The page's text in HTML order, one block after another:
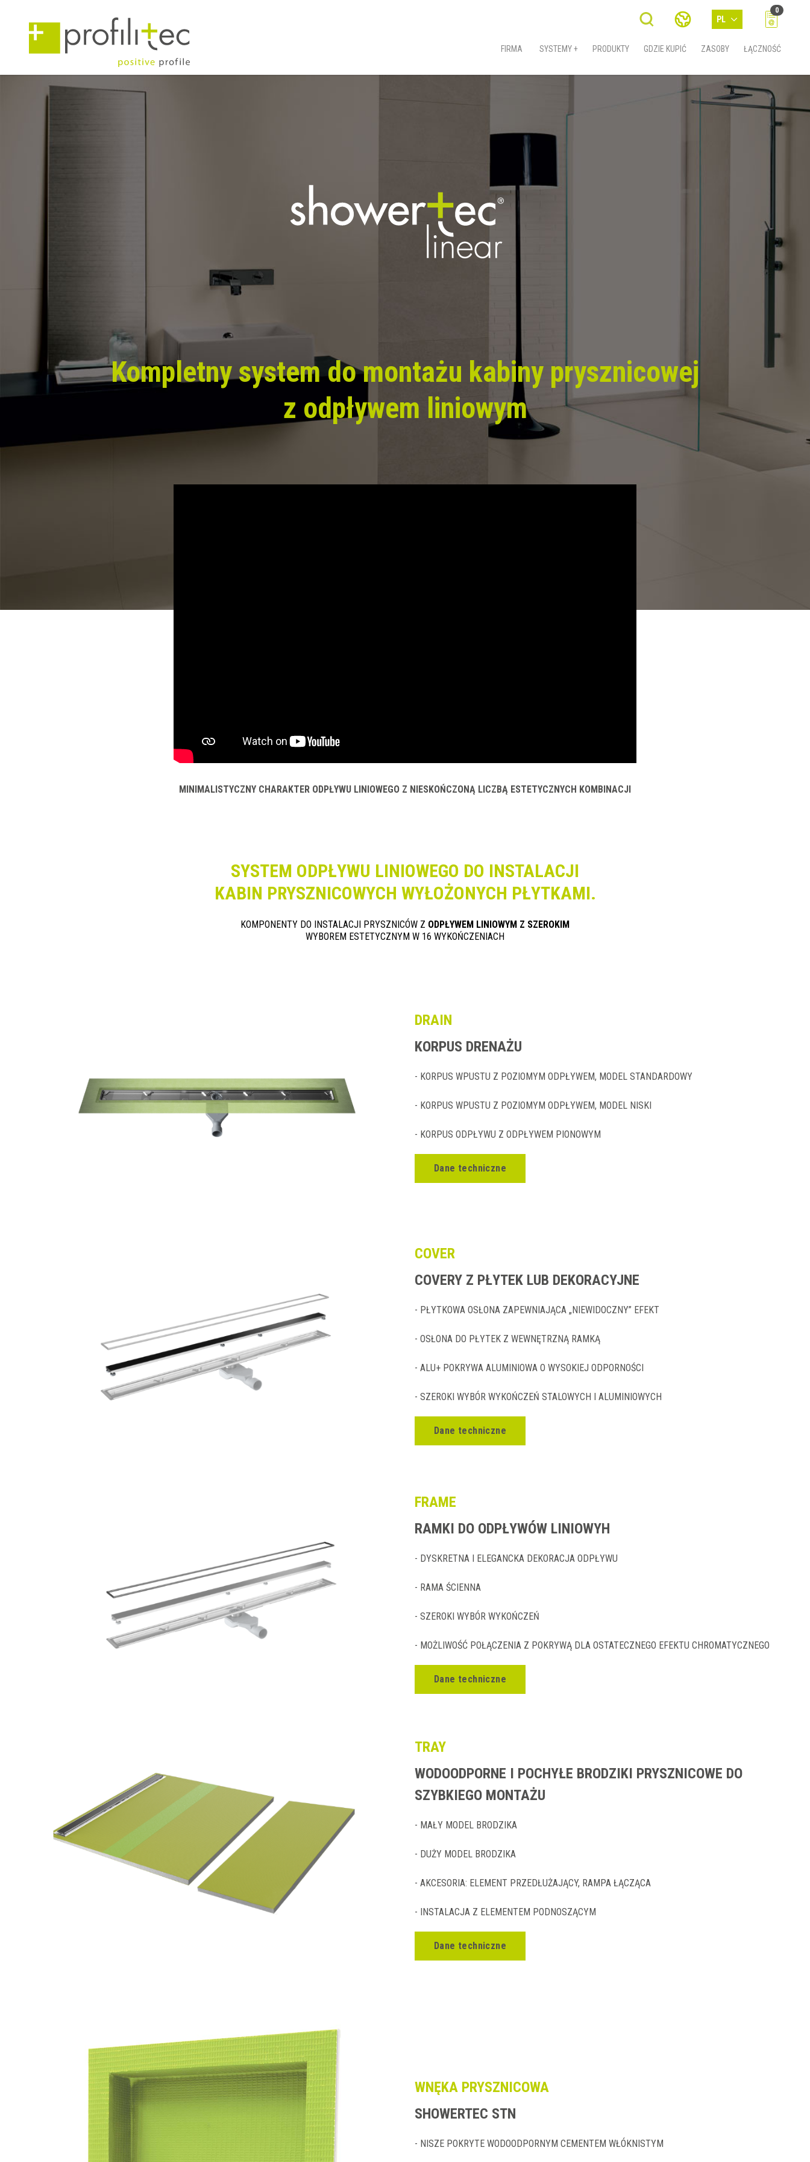
PL
0
FIRMA SYSTEMY + PRODUKTY GDZIE KUPIĆ ZASOBY ŁĄCZNOŚĆ
Kompletny system do montażu kabiny prysznicowej
z odpływem liniowym
MINIMALISTYCZNY CHARAKTER ODPŁYWU LINIOWEGO Z NIESKOŃCZONĄ LICZBĄ ESTETYCZNYCH KOMBINACJI
SYSTEM ODPŁYWU LINIOWEGO DO INSTALACJI
KABIN PRYSZNICOWYCH WYŁOŻONYCH PŁYTKAMI.
KOMPONENTY DO INSTALACJI PRYSZNICÓW Z ODPŁYWEM LINIOWYM Z SZEROKIM
WYBOREM ESTETYCZNYM W 16 WYKOŃCZENIACH
DRAIN
KORPUS DRENAŻU
- KORPUS WPUSTU Z POZIOMYM ODPŁYWEM, MODEL STANDARDOWY
- KORPUS WPUSTU Z POZIOMYM ODPŁYWEM, MODEL NISKI
- KORPUS ODPŁYWU Z ODPŁYWEM PIONOWYM
Dane techniczne
COVER
COVERY Z PŁYTEK LUB DEKORACYJNE
- PŁYTKOWA OSŁONA ZAPEWNIAJĄCA „NIEWIDOCZNY” EFEKT
- OSŁONA DO PŁYTEK Z WEWNĘTRZNĄ RAMKĄ
- ALU+ POKRYWA ALUMINIOWA O WYSOKIEJ ODPORNOŚCI
- SZEROKI WYBÓR WYKOŃCZEŃ STALOWYCH I ALUMINIOWYCH
Dane techniczne
FRAME
RAMKI DO ODPŁYWÓW LINIOWYH
- DYSKRETNA I ELEGANCKA DEKORACJA ODPŁYWU
- RAMA ŚCIENNA
- SZEROKI WYBÓR WYKOŃCZEŃ
- MOŻLIWOŚĆ POŁĄCZENIA Z POKRYWĄ DLA OSTATECZNEGO EFEKTU CHROMATYCZNEGO
Dane techniczne
TRAY
WODOODPORNE I POCHYŁE BRODZIKI PRYSZNICOWE DO
SZYBKIEGO MONTAŻU
- MAŁY MODEL BRODZIKA
- DUŻY MODEL BRODZIKA
- AKCESORIA: ELEMENT PRZEDŁUŻAJĄCY, RAMPA ŁĄCZĄCA
- INSTALACJA Z ELEMENTEM PODNOSZĄCYM
Dane techniczne
WNĘKA PRYSZNICOWA
SHOWERTEC STN
- NISZE POKRYTE WODOODPORNYM CEMENTEM WŁÓKNISTYM